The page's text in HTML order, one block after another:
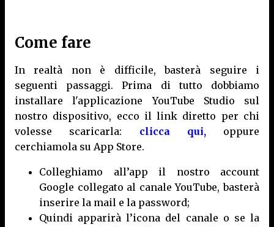
Come fare
In realtà non è difficile, basterà seguire i
seguenti passaggi. Prima di tutto dobbiamo
installare l'applicazione YouTube Studio sul
nostro dispositivo, ecco il link diretto per chi
volesse scaricarla: clicca qui,oppure
cerchiamola su App Store.
Colleghiamo all’app il nostro account
Google collegato al canale YouTube, basterà
inserire la mail e la password;
Quindi apparirà l’icona del canale o se la